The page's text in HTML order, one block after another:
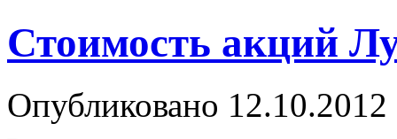
Стоимость акций
Опубликовано